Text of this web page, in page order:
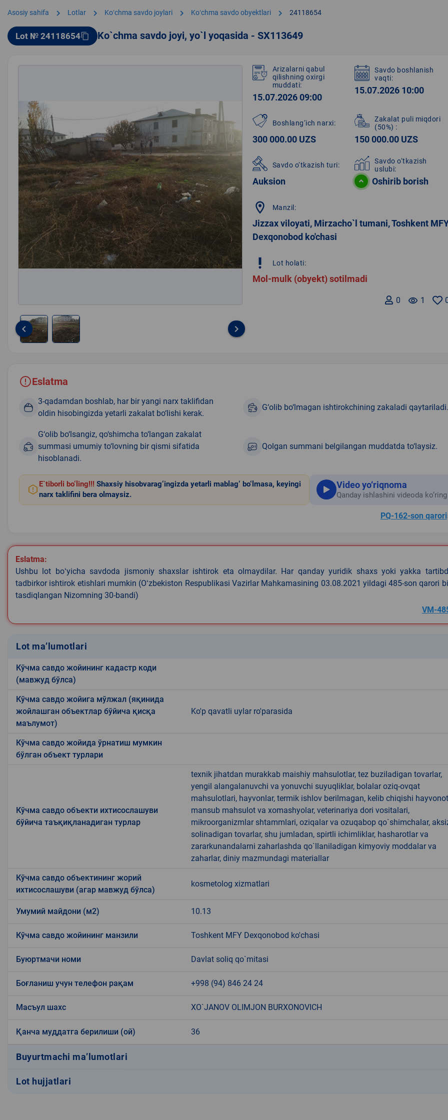
Asosiy sahifa chevron_right Lotlar chevron_right Koʻchma savdo joylari chevron_right Koʻchma savdo obyektlari chevron_right 24118654
Lot № 24118654content_copy Ko`chma savdo joyi, yo`l yoqasida - SX113649
2
keyboard_arrow_left keyboard_arrow_right
Arizalarni qabul
qilishning oxirgi
muddati:
15.07.2026 09:00
Savdo boshlanish
vaqti:
15.07.2026 10:00
Boshlang‘ich narxi:
300 000.00 UZS
Zakalat puli miqdori
(50%) :
150 000.00 UZS
Savdo o‘tkazish turi:
Auksion
Savdo o‘tkazish
uslubi:
Oshirib borish
location_on Manzil:
Jizzax viloyati, Mirzacho`l tumani, Toshkent
Dexqonobod ko'chasi
priority_high Lot holati:
Mol-mulk (obyekt) sotilmadi
remove_red_eye 1
0
Eslatma
3-qadamdan boshlab, har bir yangi narx taklifidan
oldin hisobingizda yetarli zakalat bo‘lishi kerak.
G‘olib bo‘lmagan ishtirokchining zakaladi qaytariladi.
G‘olib bo‘lsangiz, qo‘shimcha to‘langan zakalat
summasi umumiy to‘lovning bir qismi sifatida
hisoblanadi.
Qolgan summani belgilangan muddatda to‘laysiz.
E`tiborli bo‘ling!!! Shaxsiy hisobvarag‘ingizda yetarli mablag‘ bo‘lmasa, keyingi
narx taklifini bera olmaysiz.
Video yo‘riqnoma
Qanday ishlashini videoda ko‘ring
PQ-162-son qarori
Eslatma:
Ushbu lot boʻyicha savdoda jismoniy shaxslar ishtirok eta olmaydilar. Har qanday yuridik shaxs yoki yakka
tadbirkor ishtirok etishlari mumkin (Oʻzbekiston Respublikasi Vazirlar Mahkamasining 03.08.2021 yildagi 485-son qarori
tasdiqlangan Nizomning 30-bandi)
VM-
Lot ma’lumotlari
Кўчма савдо жойининг кадастр коди
(мавжуд бўлса)
Кўчма савдо жойига мўлжал (яқинида
жойлашган объектлар бўйича қисқа
маълумот)
Ko'p qavatli uylar ro'parasida
Кўчма савдо жойида ўрнатиш мумкин
бўлган объект турлари
Кўчма савдо объекти ихтисослашуви
бўйича таъқиқланадиган турлар
texnik jihatdan murakkab maishiy mahsulotlar, tez buziladigan tovarlar,
yengil alangalanuvchi va yonuvchi suyuqliklar, bolalar oziq-ovqat
mahsulotlari, hayvonlar, termik ishlov berilmagan, kelib chiqishi
mansub mahsulot va xomashyolar, veterinariya dori vositalari,
mikroorganizmlar shtammlari, oziqalar va ozuqabop qo`shimchalar,
solinadigan tovarlar, shu jumladan, spirtli ichimliklar, hasharotlar va
zararkunandalarni zaharlashda qo`llaniladigan kimyoviy moddalar va
zaharlar, diniy mazmundagi materiallar
Кўчма савдо объектининг жорий
ихтисослашуви (агар мавжуд бўлса)
kosmetolog xizmatlari
Умумий майдони (м2) 10.13
Кўчма савдо жойининг манзили Toshkent MFY Dexqonobod ko'chasi
Буюртмачи номи Davlat soliq qo`mitasi
Боғланиш учун телефон рақам +998 (94) 846 24 24
Масъул шахс XO`JANOV OLIMJON BURXONOVICH
Қанча муддатга берилиши (ой) 36
Buyurtmachi ma’lumotlari
Lot hujjatlari